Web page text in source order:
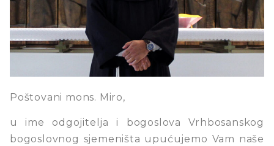
Poštovani mons. Miro,
u ime odgojitelja i bogoslova Vrhbosanskog
bogoslovnog sjemeništa upućujemo Vam naše